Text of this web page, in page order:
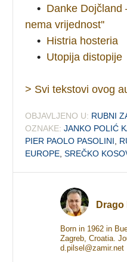
• Danke Dojčland
nema vrijednost''
• Histria hosteria
• Utopija distopije
> Svi tekstovi ovog
OBJAVLJENO U: RUBNI
OZNAKE: JANKO POLIĆ
PIER PAOLO PASOLINI
EUROPE ,SREČKO
Drago
Born in 1962 in
Zagreb, Croatia.
d.pilsel@zamir.net